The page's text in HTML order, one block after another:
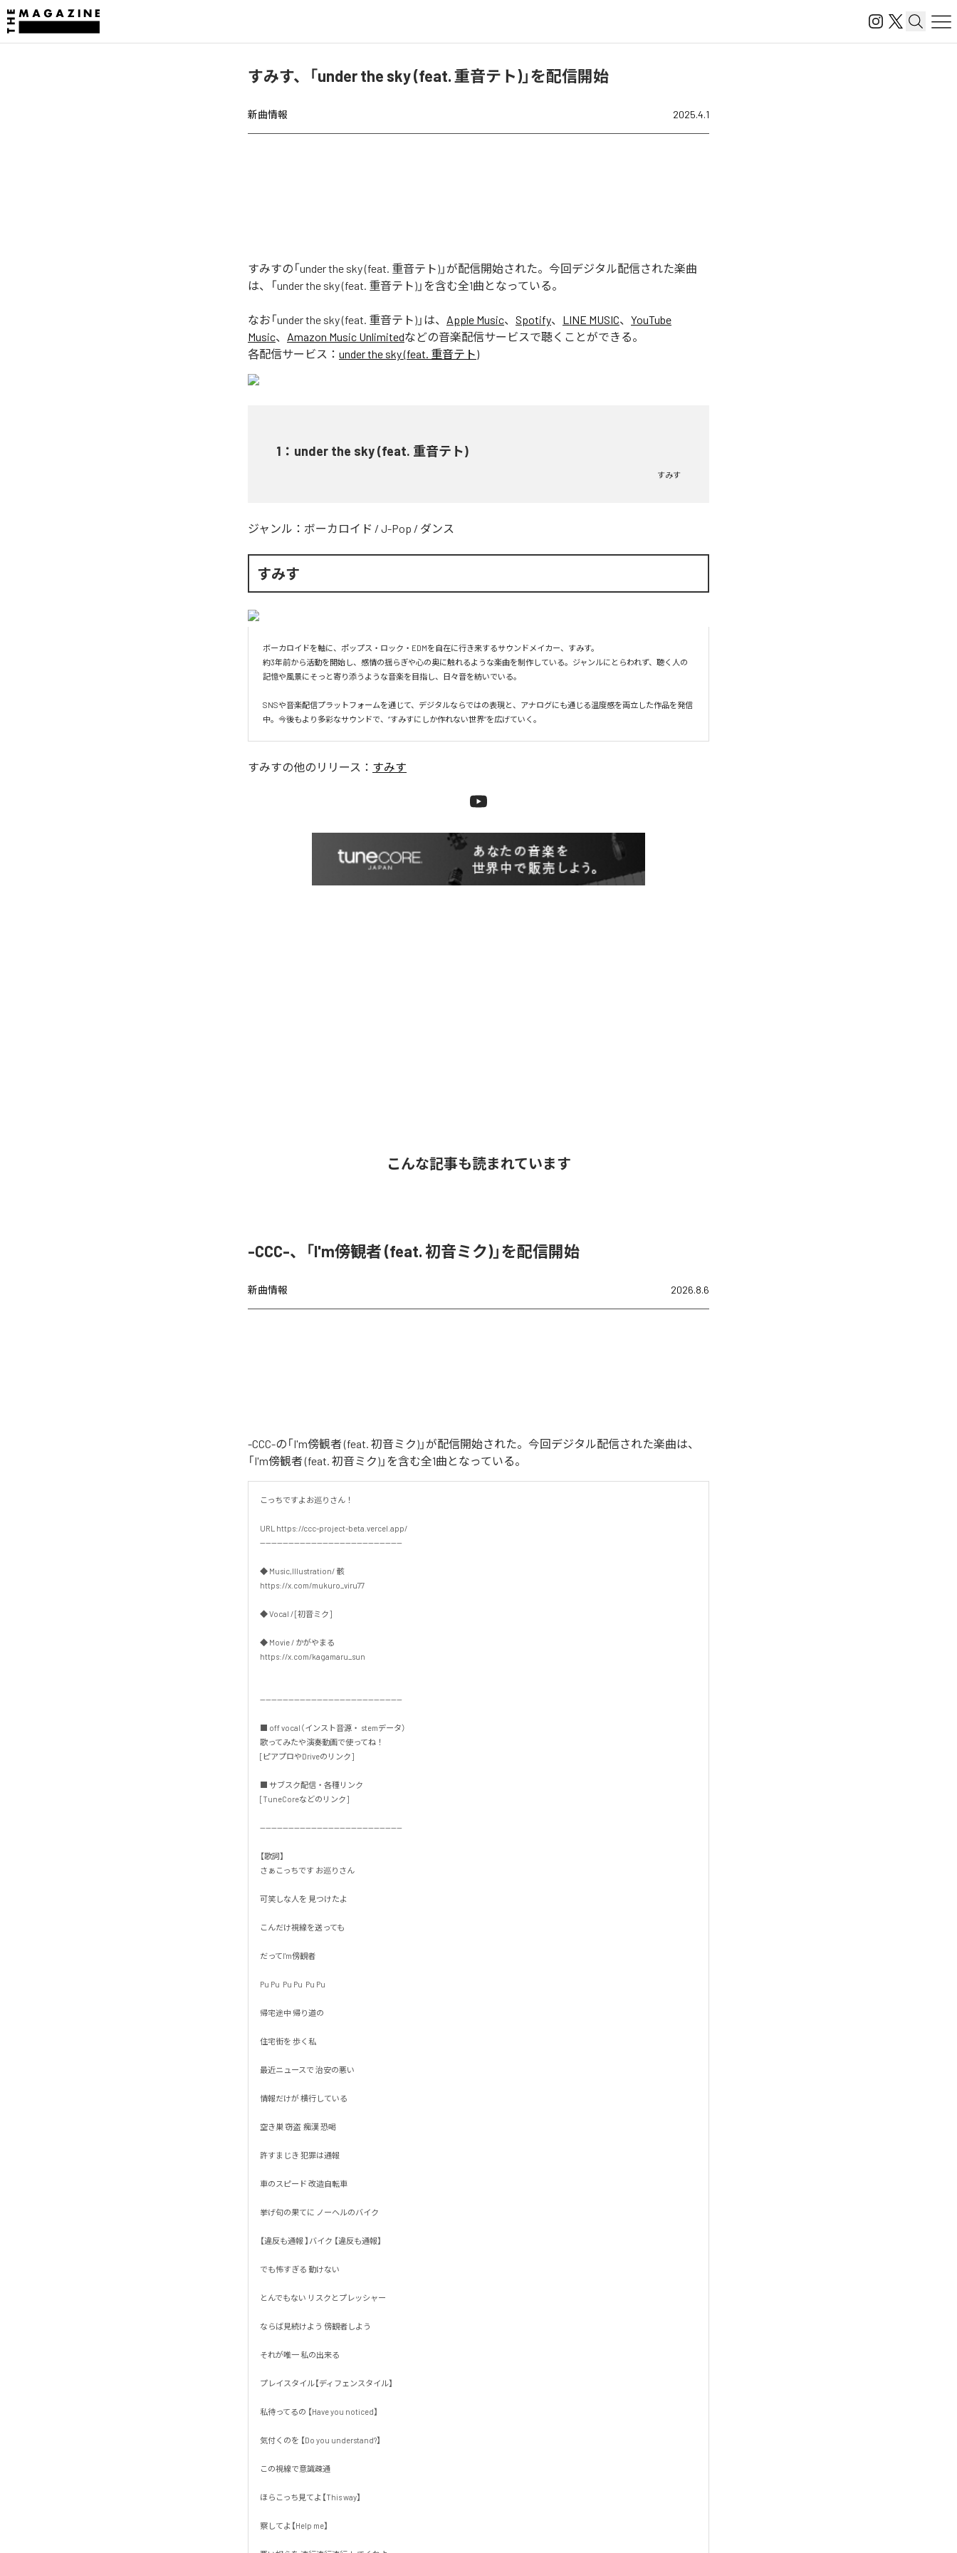
すみす、「under the sky (feat. 重音テト)」を配信開始
新曲情報 2025.4.1
すみすの「under the sky (feat. 重音テト)」が配信開始された。今回デジタル配信された楽曲
は、「under the sky (feat. 重音テト)」を含む全1曲となっている。
なお「under the sky (feat. 重音テト) 」は、 Apple Music、 Spotify、 LINE MUSIC、 YouTube
Music、 Amazon Music Unlimitedなどの音楽配信サービスで聴くことができる。
各配信サービス： under the sky (feat. 重音テト)
1 ： under the sky (feat. 重音テト)
すみす
ジャンル： ボーカロイド / J-Pop / ダンス
すみす
ボーカロイドを軸に、ポップス・ロック・EDMを自在に行き来するサウンドメイカー、すみす。
約3年前から活動を開始し、感情の揺らぎや心の奥に触れるような楽曲を制作している。ジャンルにとらわれず、聴く人の
記憶や風景にそっと寄り添うような音楽を目指し、日々音を紡いでいる。
SNSや音楽配信プラットフォームを通じて、デジタルならではの表現と、アナログにも通じる温度感を両立した作品を発信
中。今後もより多彩なサウンドで、“すみすにしか作れない世界”を広げていく。
すみすの他のリリース： すみす
こんな記事も読まれています
-CCC-、「I'm傍観者 (feat. 初音ミク)」を配信開始
新曲情報 2026.8.6
-CCC-の「I'm傍観者 (feat. 初音ミク)」が配信開始された。今回デジタル配信された楽曲は、
「I'm傍観者 (feat. 初音ミク)」を含む全1曲となっている。
こっちですよお巡りさん！
URL https://ccc-project-beta.vercel.app/
--------------------------------------------------
◆ Music,Illustration/ 骸
https://x.com/mukuro_viru77
◆ Vocal / [初音ミク]
◆ Movie / かがやまる
https://x.com/kagamaru_sun
--------------------------------------------------
■ off vocal（インスト音源・ stemデータ）
歌ってみたや演奏動画で使ってね！
[ピアプロやDriveのリンク]
■ サブスク配信・各種リンク
[TuneCoreなどのリンク]
--------------------------------------------------
【歌詞】
さぁこっちです お巡りさん
可笑しな人を 見つけたよ
こんだけ視線を送っても
だってI'm傍観者
Pu Pu  Pu Pu  Pu Pu
帰宅途中 帰り道の
住宅街を 歩く私
最近ニュースで 治安の悪い
情報だけが 横行している
空き巣 窃盗  痴漢 恐喝
許すまじき 犯罪は通報
車のスピード 改造自転車
挙げ句の果てに ノーヘルのバイク
【違反も通報 】バイク 【違反も通報】
でも怖すぎる 動けない
とんでもない リスクとプレッシャー
ならば見続けよう 傍観者しよう
それが唯一 私の出来る
プレイスタイル【ディフェンスタイル】
私待ってるの 【Have you noticed】
気付くのを 【Do you understand?】
この視線で意識疎通
ほらこっち見てよ【This way】
察してよ【Help me】